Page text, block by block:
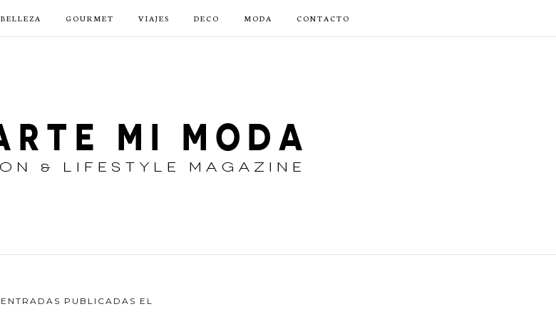
BELLEZA GOURMET VIAJES DECO MODA CONTACTO
ENTRADAS PUBLICADAS EL